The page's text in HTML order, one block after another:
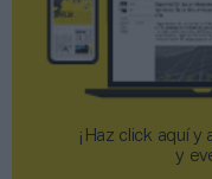
¡Haz click aquí
y